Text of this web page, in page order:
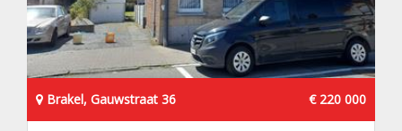
Brakel, Gauwstraat 36 € 220 000